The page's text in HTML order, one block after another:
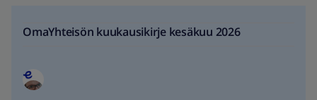
OmaYhteisön kuukausikirje kesäkuu 2026